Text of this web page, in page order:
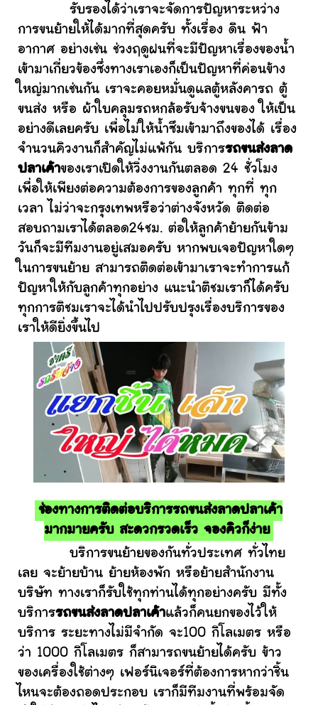
รับรองได้ว่าเราจะจัดการปัญหาระหว่าง
การขนย้ายให้ได้มากที่สุดครับ ทั้งเรื่อง ดิน ฟ้า
อากาศ อย่างเช่น ช่วงฤดูฝนที่จะมีปัญหาเรื่องของน้ำ
เข้ามาเกี่ยวข้องซึ่งทางเราเองก็เป็นปัญหาที่ค่อนข้าง
ใหญ่มากเช่นกัน เราจะคอยหมั่นดูแลตู้หลังคารถ ตู้
ขนส่ง หรือ ผ้าใบคลุมรถหกล้อรับจ้างขนของ ให้เป็น
อย่างดีเลยครับ เพื่อไม่ให้น้ำซึมเข้ามาถึงของได้ เรื่อง
จำนวนคิวงานก็สำคัญไม่แพ้กัน บริการรถขนส่งลาด
ปลาเค้าของเราเปิดให้วิ่งงานกันตลอด 24 ชั่วโมง
เพื่อให้เพียงต่อความต้องการของลูกค้า ทุกที่ ทุก
เวลา ไม่ว่าจะกรุงเทพหรือว่าต่างจังหวัด ติดต่อ
สอบถามเราได้ตลอด24ชม. ต่อให้ลูกค้าย้ายกันข้าม
วันก็จะมีทีมงานอยู่เสมอครับ หากพบเจอปัญหาใดๆ
ในการขนย้าย สามารถติดต่อเข้ามาเราจะทำการแก้
ปัญหาให้กับลูกค้าทุกอย่าง แนะนำติชมเราก็ได้ครับ
ทุกการติชมเราจะได้นำไปปรับปรุงเรื่องบริการของ
เราให้ดียิ่งขึ้นไป
ช่องทางการติดต่อบริการรถขนส่งลาดปลาเค้า
มากมายครับ สะดวกรวดเร็ว จองคิวก็ง่าย
บริการขนย้ายของกันทั่วประเทศ ทั่วไทย
เลย จะย้ายบ้าน ย้ายห้องพัก หรือย้ายสำนักงาน
บริษัท ทางเราก็รับใช้ทุกท่านได้ทุกอย่างครับ มีทั้ง
บริการรถขนส่งลาดปลาเค้าแล้วก็คนยกของไว้ให้
บริการ ระยะทางไม่มีจำกัด จะ100 กิโลเมตร หรือ
ว่า 1000 กิโลเมตร ก็สามารถขนย้ายได้ครับ ข้าว
ของเครื่องใช้ต่างๆ เฟอร์นิเจอร์ที่ต้องการหากว่าชิ้น
ไหนจะต้องถอดประกอบ เราก็มีทีมงานที่พร้อมจัด